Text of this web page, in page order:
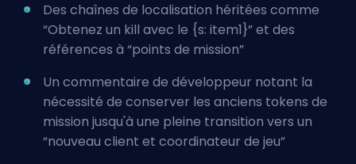
Des chaînes de localisation héritées comme
“Obtenez un kill avec le {s: item1}” et des
références à “points de mission”
Un commentaire de développeur notant la
nécessité de conserver les anciens tokens de
mission jusqu'à une pleine transition vers un
“nouveau client et coordinateur de jeu”